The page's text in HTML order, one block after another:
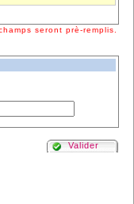
seront prè-remplis.
Valider